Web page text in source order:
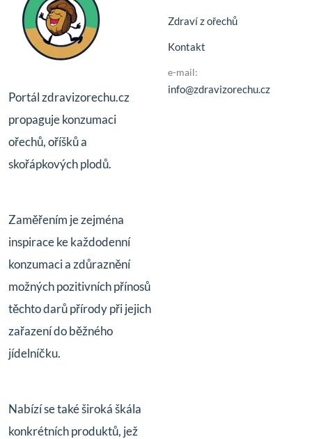
Portál zdravizorechu.cz
propaguje konzumaci
ořechů, oříšků a
skořápkových plodů.
Zaměřením je zejména
inspirace ke každodenní
konzumaci a zdůraznění
možných pozitivních přínosů
těchto darů přírody při jejich
zařazení do běžného
jídelníčku.
Nabízí se také široká škála
konkrétních produktů, jež
Zdraví z ořechů
Kontakt
e-mail:
info@zdravizorechu.cz